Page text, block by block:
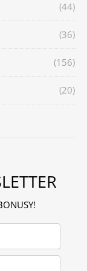
(44)
(36)
(156)
(20)